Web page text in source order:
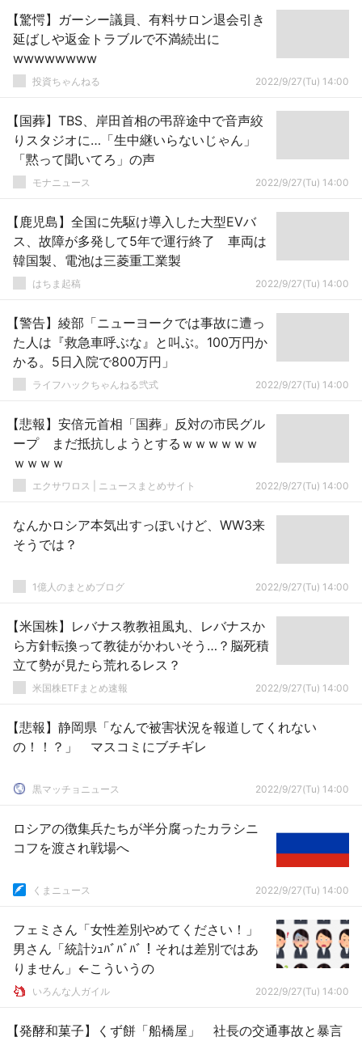
【驚愕】ガーシー議員、有料サロン退会引き
延ばしや返金トラブルで不満続出に
wwwwwwww
投資ちゃんねる 2022/9/27(Tu) 14:00
【国葬】TBS、岸田首相の弔辞途中で音声絞
りスタジオに…「生中継いらないじゃん」
「黙って聞いてろ」の声
モナニュース 2022/9/27(Tu) 14:00
【鹿児島】全国に先駆け導入した大型EVバ
ス、故障が多発して5年で運行終了 車両は
韓国製、電池は三菱重工業製
はちま起稿 2022/9/27(Tu) 14:00
【警告】綾部「ニューヨークでは事故に遭っ
た人は『救急車呼ぶな』と叫ぶ。100万円か
かる。5日入院で800万円」
ライフハックちゃんねる弐式 2022/9/27(Tu) 14:00
【悲報】安倍元首相「国葬」反対の市民グル
ープ まだ抵抗しようとするｗｗｗｗｗｗ
ｗｗｗｗ
エクサワロス | ニュースまとめサイト 2022/9/27(Tu) 14:00
なんかロシア本気出すっぽいけど、WW3来
そうでは？
1億人のまとめブログ 2022/9/27(Tu) 14:00
【米国株】レバナス教教祖風丸、レバナスか
ら方針転換って教徒がかわいそう…？脳死積
立て勢が見たら荒れるレス？
米国株ETFまとめ速報 2022/9/27(Tu) 14:00
【悲報】静岡県「なんで被害状況を報道してくれない
の！！？」 マスコミにブチギレ
黒マッチョニュース 2022/9/27(Tu) 14:00
ロシアの徴集兵たちが半分腐ったカラシニ
コフを渡され戦場へ
くまニュース 2022/9/27(Tu) 14:00
フェミさん「女性差別やめてください！」
男さん「統計ｼｭﾊﾞﾊﾞﾊﾞ！それは差別ではあ
りません」←こういうの
いろんな人ガイル 2022/9/27(Tu) 14:00
【発酵和菓子】くず餅「船橋屋」 社長の交通事故と暴言